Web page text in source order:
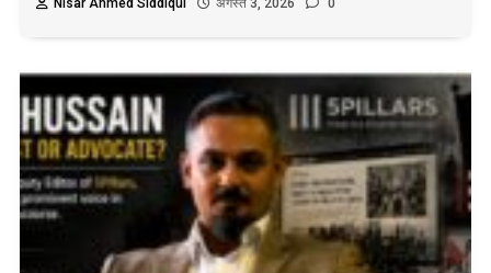
Nisar Ahmed Siddiqui
अगस्त 3, 2026 0